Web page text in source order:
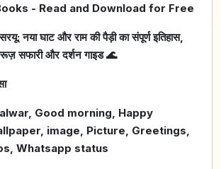
- Read and Download for Free
नया घाट और राम की पैड़ी का संपूर्ण इतिहास,
सफारी और दर्शन गाइड 🌊
Good morning, Happy
image, Picture, Greetings,
Whatsapp status